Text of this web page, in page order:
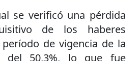
se verificó una pérdida
de los haberes
de vigencia de la
del 50,3%, lo que fue